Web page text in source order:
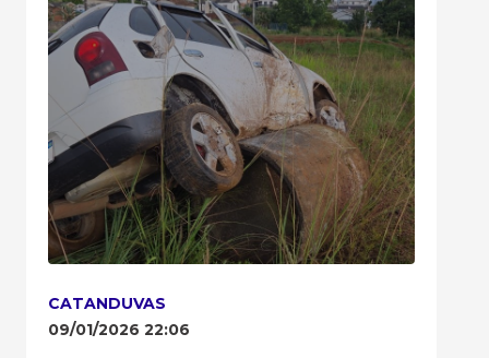
CATANDUVAS
09/01/2026 22:06